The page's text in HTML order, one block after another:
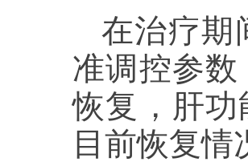
在治疗期
准调控参
恢复，肝
目前恢复情